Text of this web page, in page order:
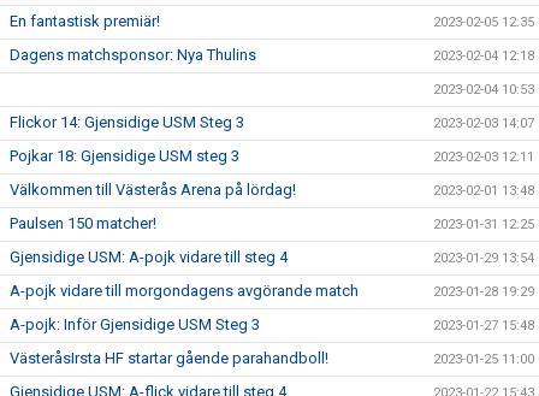
En fantastisk premiär! 2023-02-05 12:35
Dagens matchsponsor: Nya Thulins 2023-02-04 12:18
2023-02-04 10:53
Flickor 14: Gjensidige USM Steg 3 2023-02-03 14:07
Pojkar 18: Gjensidige USM steg 3 2023-02-03 12:11
Välkommen till Västerås Arena på lördag! 2023-02-01 13:48
Paulsen 150 matcher! 2023-01-31 12:25
Gjensidige USM: A-pojk vidare till steg 4 2023-01-29 13:54
A-pojk vidare till morgondagens avgörande match 2023-01-28 19:29
A-pojk: Inför Gjensidige USM Steg 3 2023-01-27 15:48
VästeråsIrsta HF startar gående parahandboll! 2023-01-25 11:00
Gjensidige USM: A-flick vidare till steg 4